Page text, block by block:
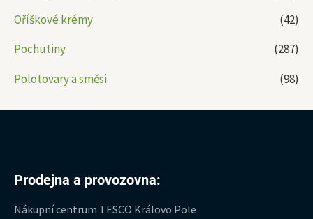
Oříškové krémy
(42)
Pochutiny
(287)
Polotovary a směsi
(98)
Prodejna a provozovna:
Nákupní centrum TESCO Královo Pole